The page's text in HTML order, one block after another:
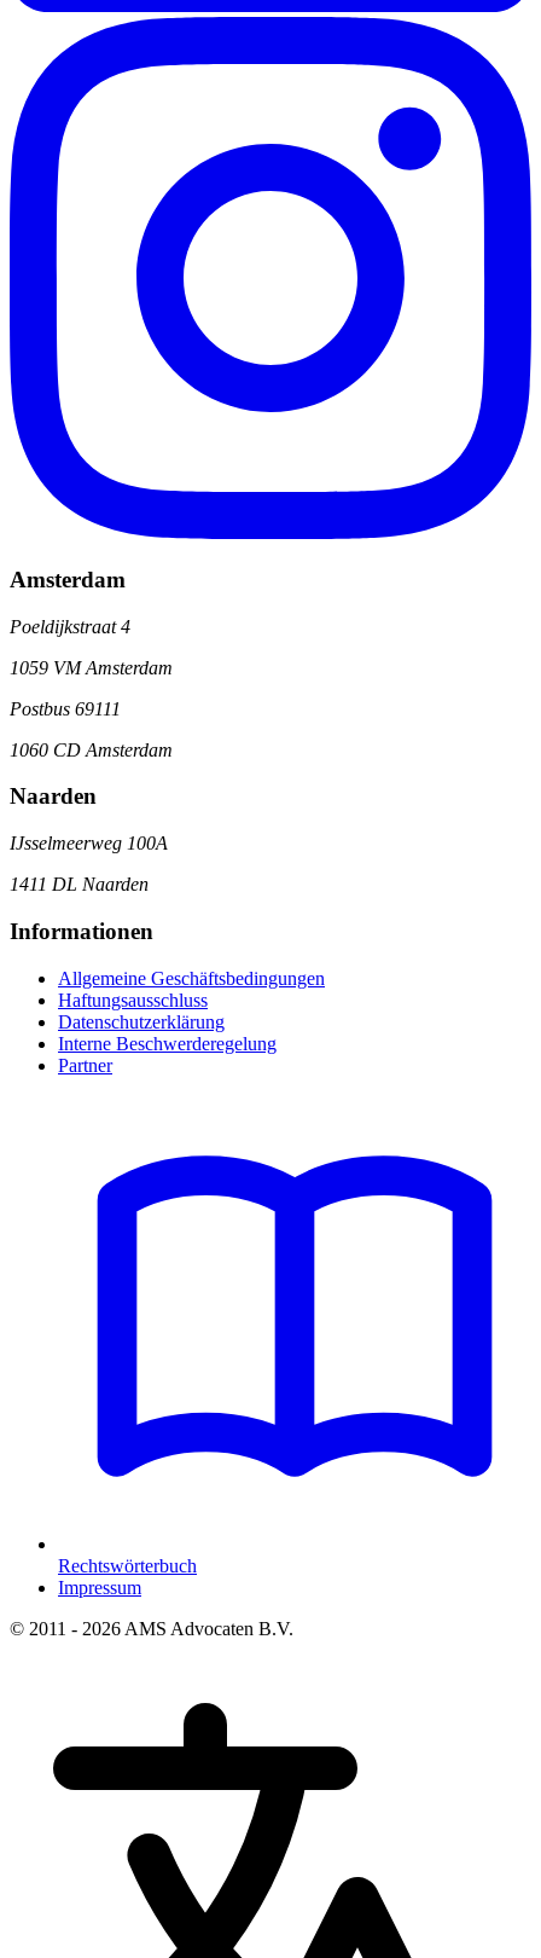
Amsterdam
Poeldijkstraat 4
1059 VM Amsterdam
Postbus 69111
1060 CD Amsterdam
Naarden
IJsselmeerweg 100A
1411 DL Naarden
Informationen
Allgemeine Geschäftsbedingungen
Haftungsausschluss
Datenschutzerklärung
Interne Beschwerderegelung
Partner
Rechtswörterbuch
Impressum
© 2011 - 2026 AMS Advocaten B.V.